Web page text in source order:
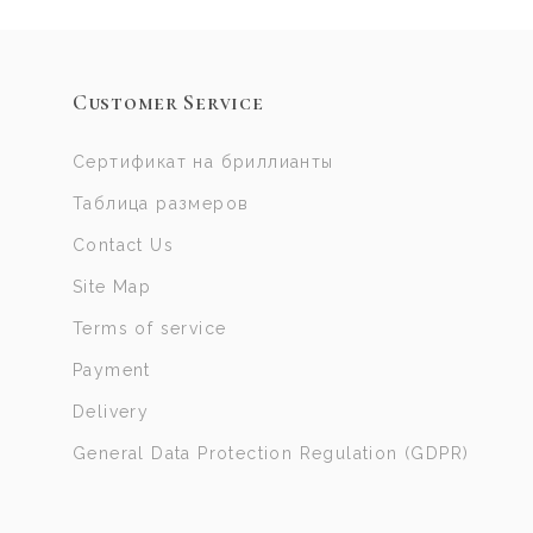
Customer Service
Сертификат на бриллианты
Таблица размеров
Contact Us
Site Map
Terms of service
Payment
Delivery
General Data Protection Regulation (GDPR)